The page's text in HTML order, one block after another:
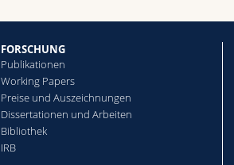
FORSCHUNG
Publikationen
Working Papers
Preise und Auszeichnungen
Dissertationen und Arbeiten
Bibliothek
IRB